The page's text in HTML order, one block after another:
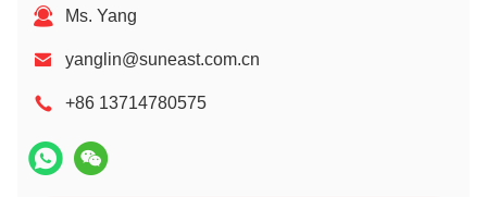
Ms. Yang
yanglin@suneast.com.cn
+86 13714780575